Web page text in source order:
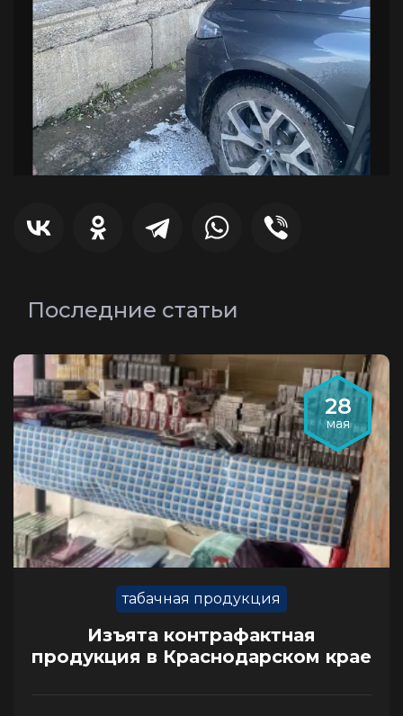
Последние статьи
28
мая
табачная продукция
Изъята контрафактная
продукция в Краснодарском крае